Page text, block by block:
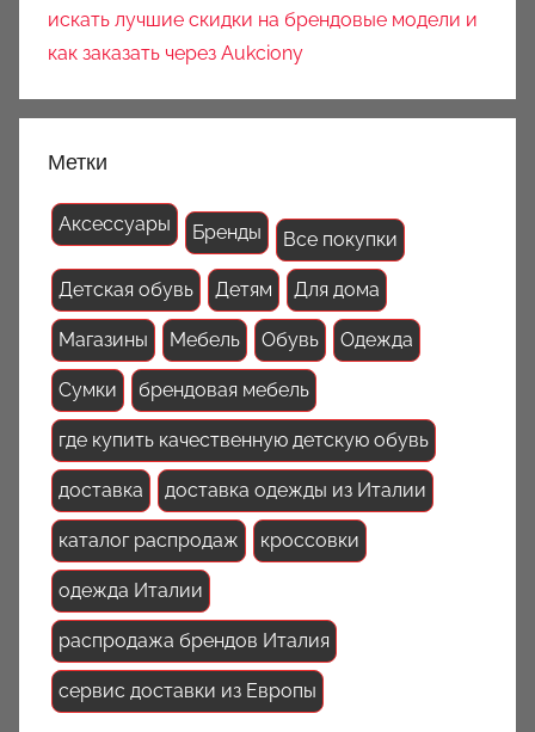
искать лучшие скидки на брендовые модели и
как заказать через Aukciony
Метки
Аксессуары Бренды Все покупки
Детская обувь Детям Для дома
Магазины Мебель Обувь Одежда
Сумки брендовая мебель
где купить качественную детскую обувь
доставка доставка одежды из Италии
каталог распродаж кроссовки
одежда Италии
распродажа брендов Италия
сервис доставки из Европы